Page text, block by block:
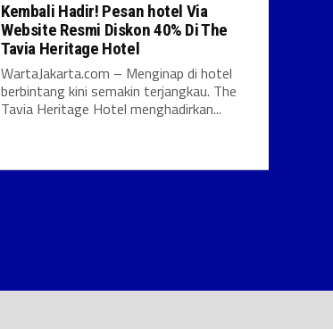
Kembali Hadir! Pesan hotel Via
Website Resmi Diskon 40% Di The
Tavia Heritage Hotel
WartaJakarta.com – Menginap di hotel
berbintang kini semakin terjangkau. The
Tavia Heritage Hotel menghadirkan...